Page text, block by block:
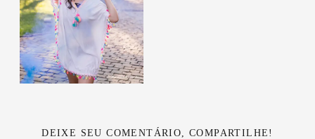
DEIXE SEU COMENTÁRIO, COMPARTILHE!